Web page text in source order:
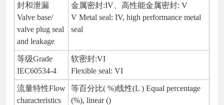
封和泄漏
Valve base/
valve plug seal
and leakage
金属密封:IV、高性能金属密封: V
V Metal seal: IV, high performance metal
seal
等级Grade
IEC60534-4
软密封:VI
Flexible seal: VI
流量特性Flow
characteristics
等百分比( %)线性(L ) Equal percentage
(%), linear ()